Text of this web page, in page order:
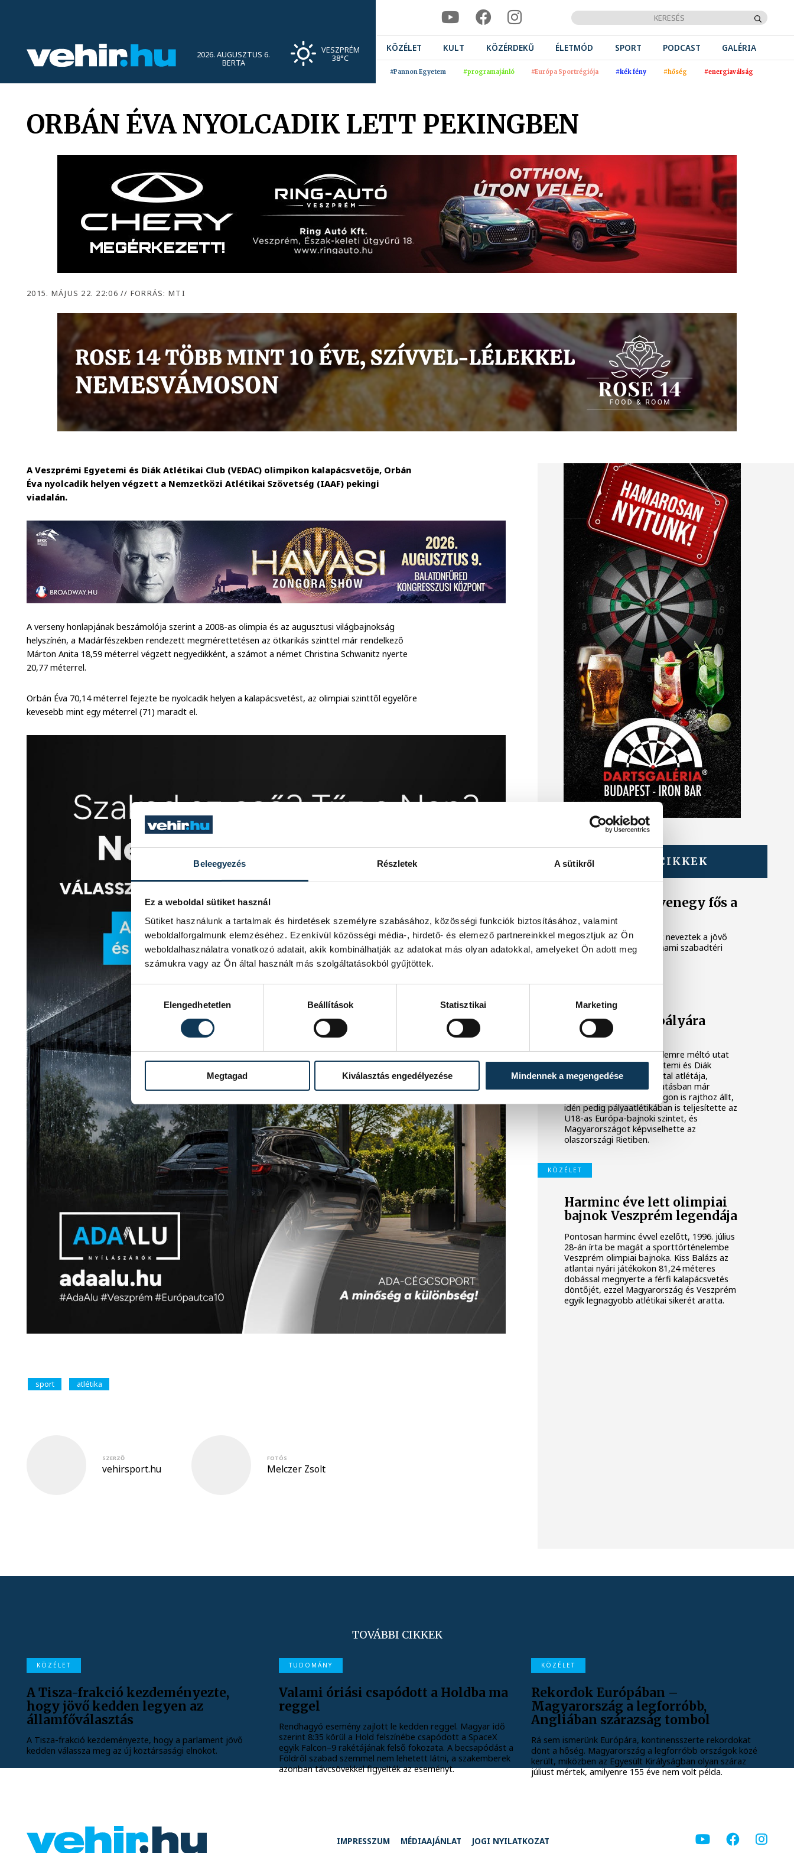
Beleegyezés Részletek A sütikről
Ez a weboldal sütiket használ
Sütiket használunk a tartalmak és hirdetések személyre szabásához, közösségi funkciók biztosításához, valamint
weboldalforgalmunk elemzéséhez. Ezenkívül közösségi média-, hirdető- és elemező partnereinkkel megosztjuk az Ön
weboldalhasználatra vonatkozó adatait, akik kombinálhatják az adatokat más olyan adatokkal, amelyeket Ön adott meg
számukra vagy az Ön által használt más szolgáltatásokból gyűjtöttek.
Elengedhetetlen
Beállítások Statisztikai Marketing
Megtagad Kiválasztás engedélyezése Mindennek a megengedése
2026. AUGUSZTUS 6.
BERTA
VESZPRÉM
38°C
KÖZÉLET KULT KÖZÉRDEKŰ ÉLETMÓD SPORT PODCAST GALÉRIA
#Pannon Egyetem #programajánló #Európa Sportrégiója #kék fény #hőség #energiaválság
ORBÁN ÉVA NYOLCADIK LETT PEKINGBEN
2015. MÁJUS 22. 22:06// FORRÁS: MTI
A Veszprémi Egyetemi és Diák Atlétikai Club (VEDAC) olimpikon kalapácsvetője, Orbán
Éva nyolcadik helyen végzett a Nemzetközi Atlétikai Szövetség (IAAF) pekingi
viadalán.
A verseny honlapjának beszámolója szerint a 2008-as olimpia és az augusztusi világbajnokság
helyszínén, a Madárfészekben rendezett megmérettetésen az ötkarikás szinttel már rendelkező
Márton Anita 18,59 méterrel végzett negyedikként, a számot a német Christina Schwanitz nyerte
20,77 méterrel.
Orbán Éva 70,14 méterrel fejezte be nyolcadik helyen a kalapácsvetést, az olimpiai szinttől egyelőre
kevesebb mint egy méterrel (71) maradt el.
sport atlétika
SZERZŐ
vehirsport.hu
FOTÓS
Melczer Zsolt
TOVÁBBI CIKKEK
Atlétikai Eb: ötvenegy fős a
magyar csapat
Ötvenegy magyar atlétát neveztek a jövő
hétfőn kezdődő birminghami szabadtéri
Európa-bajnokságra.
A hegyekből a pályára
vezetett az út
Alig néhány év alatt figyelemre méltó utat
járt be a Veszprémi Egyetemi és Diák
Atlétikai Club (VEDAC) fiatal atlétája,
Mireider Gergő. A hegyifutásban már
Európa- és világbajnokságon is rajthoz állt,
idén pedig pályaatlétikában is teljesítette az
U18-as Európa-bajnoki szintet, és
Magyarországot képviselhette az
olaszországi Rietiben.
KÖZÉLET
Harminc éve lett olimpiai
bajnok Veszprém legendája
Pontosan harminc évvel ezelőtt, 1996. július
28-án írta be magát a sporttörténelembe
Veszprém olimpiai bajnoka. Kiss Balázs az
atlantai nyári játékokon 81,24 méteres
dobással megnyerte a férfi kalapácsvetés
döntőjét, ezzel Magyarország és Veszprém
egyik legnagyobb atlétikai sikerét aratta.
TOVÁBBI CIKKEK
KÖZÉLET
A Tisza-frakció kezdeményezte,
hogy jövő kedden legyen az
államfőválasztás
A Tisza-frakció kezdeményezte, hogy a parlament jövő
kedden válassza meg az új köztársasági elnököt.
TUDOMÁNY
Valami óriási csapódott a Holdba ma
reggel
Rendhagyó esemény zajlott le kedden reggel. Magyar idő
szerint 8:35 körül a Hold felszínébe csapódott a SpaceX
egyik Falcon–9 rakétájának felső fokozata. A becsapódást a
Földről szabad szemmel nem lehetett látni, a szakemberek
azonban távcsövekkel figyelték az eseményt.
KÖZÉLET
Rekordok Európában –
Magyarország a legforróbb,
Angliában szárazság tombol
Rá sem ismerünk Európára, kontinensszerte rekordokat
dönt a hőség. Magyarország a legforróbb országok közé
került, miközben az Egyesült Királyságban olyan száraz
júliust mértek, amilyenre 155 éve nem volt példa.
IMPRESSZUM MÉDIAAJÁNLAT JOGI NYILATKOZAT